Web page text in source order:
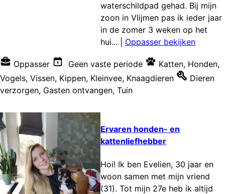
waterschildpad gehad. Bij mijn
zoon in Vlijmen pas ik ieder jaar
in de zomer 3 weken op het
hui...
Oppasser bekijken
Oppasser Geen vaste periode Katten, Honden,
Vogels, Vissen, Kippen, Kleinvee, Knaagdieren
Dieren
verzorgen, Gasten ontvangen, Tuin
Ervaren honden- en
kattenliefhebber
Hoi! Ik ben Evelien, 30 jaar en
woon samen met mijn vriend
(31). Tot mijn 27e heb ik altijd